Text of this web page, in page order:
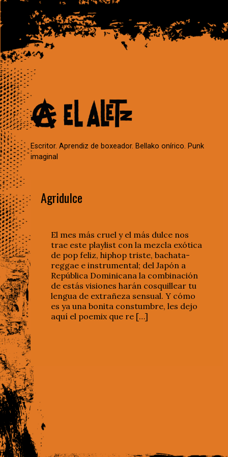
Escritor. Aprendiz de boxeador. Bellako onírico. Punk
imaginal
Agridulce
El mes más cruel y el más dulce nos
trae este playlist con la mezcla exótica
de pop feliz, hiphop triste, bachata-
reggae e instrumental; del Japón a
República Dominicana la combinación
de estás visiones harán cosquillear tu
lengua de extrañeza sensual. Y cómo
es ya una bonita constumbre, les dejo
aquí el poemix que re […]